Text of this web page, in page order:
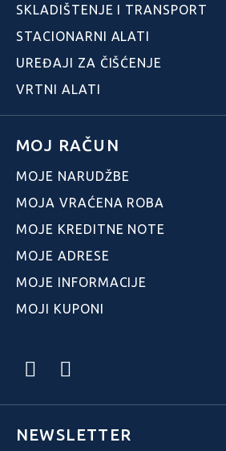
SKLADIŠTENJE I TRANSPORT
STACIONARNI ALATI
UREĐAJI ZA ČIŠĆENJE
VRTNI ALATI
MOJ RAČUN
MOJE NARUDŽBE
MOJA VRAĆENA ROBA
MOJE KREDITNE NOTE
MOJE ADRESE
MOJE INFORMACIJE
MOJI KUPONI
NEWSLETTER